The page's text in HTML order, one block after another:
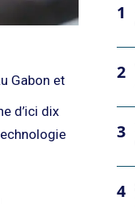
Gabon et
d’ici dix
1
2
3
4